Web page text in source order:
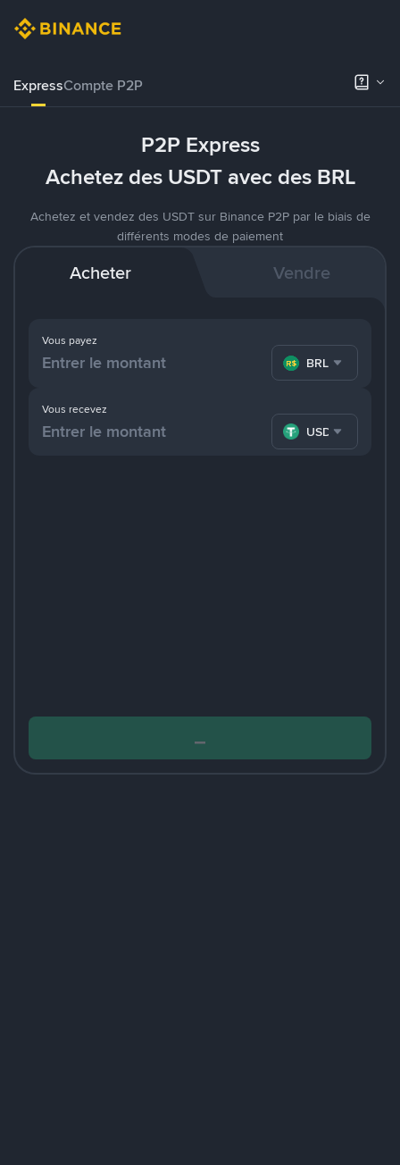
ExpressCompte P2P
P2P Express
Achetez des USDT avec des BRL
Achetez et vendez des USDT sur Binance P2P par le biais de
différents modes de paiement
Acheter Vendre
Vous payez
BRL
Vous recevez
USDT